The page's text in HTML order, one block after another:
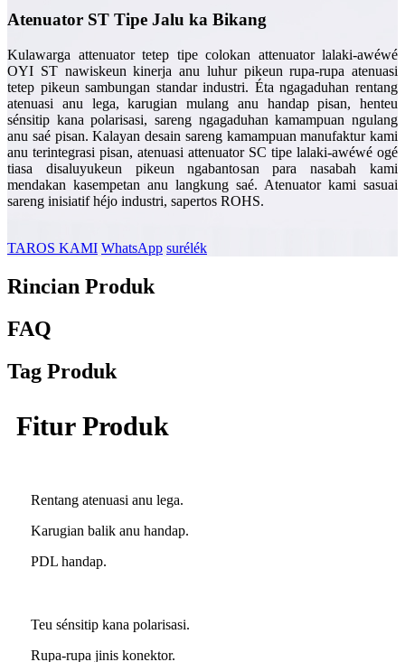
Atenuator ST Tipe Jalu ka Bikang
Kulawarga attenuator tetep tipe colokan attenuator lalaki-awéwé
OYI ST nawiskeun kinerja anu luhur pikeun rupa-rupa atenuasi
tetep pikeun sambungan standar industri. Éta ngagaduhan rentang
atenuasi anu lega, karugian mulang anu handap pisan, henteu
sénsitip kana polarisasi, sareng ngagaduhan kamampuan ngulang
anu saé pisan. Kalayan desain sareng kamampuan manufaktur kami
anu terintegrasi pisan, atenuasi attenuator SC tipe lalaki-awéwé ogé
tiasa disaluyukeun pikeun ngabantosan para nasabah kami
mendakan kasempetan anu langkung saé. Atenuator kami sasuai
sareng inisiatif héjo industri, sapertos ROHS.
TAROS KAMI WhatsApp surélék
Rincian Produk
FAQ
Tag Produk
Fitur Produk
Rentang atenuasi anu lega.
Karugian balik anu handap.
PDL handap.
Teu sénsitip kana polarisasi.
Rupa-rupa jinis konektor.